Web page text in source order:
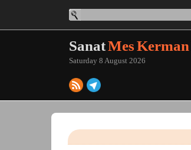
SanatMes Kerman
Saturday 8 August 2026